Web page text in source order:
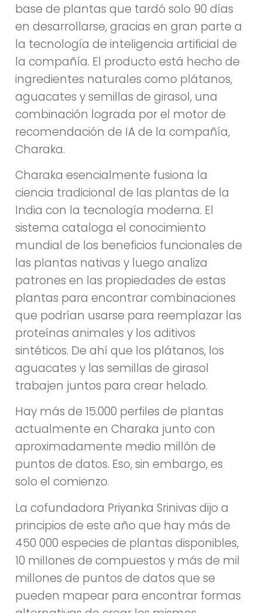
base de plantas que tardó solo 90 días
en desarrollarse, gracias en gran parte a
la tecnología de inteligencia artificial de
la compañía. El producto está hecho de
ingredientes naturales como plátanos,
aguacates y semillas de girasol, una
combinación lograda por el motor de
recomendación de IA de la compañía,
Charaka.
Charaka esencialmente fusiona la
ciencia tradicional de las plantas de la
India con la tecnología moderna. El
sistema cataloga el conocimiento
mundial de los beneficios funcionales de
las plantas nativas y luego analiza
patrones en las propiedades de estas
plantas para encontrar combinaciones
que podrían usarse para reemplazar las
proteínas animales y los aditivos
sintéticos. De ahí que los plátanos, los
aguacates y las semillas de girasol
trabajen juntos para crear helado.
Hay más de 15.000 perfiles de plantas
actualmente en Charaka junto con
aproximadamente medio millón de
puntos de datos. Eso, sin embargo, es
solo el comienzo.
La cofundadora Priyanka Srinivas dijo a
principios de este año que hay más de
450 000 especies de plantas disponibles,
10 millones de compuestos y más de mil
millones de puntos de datos que se
pueden mapear para encontrar formas